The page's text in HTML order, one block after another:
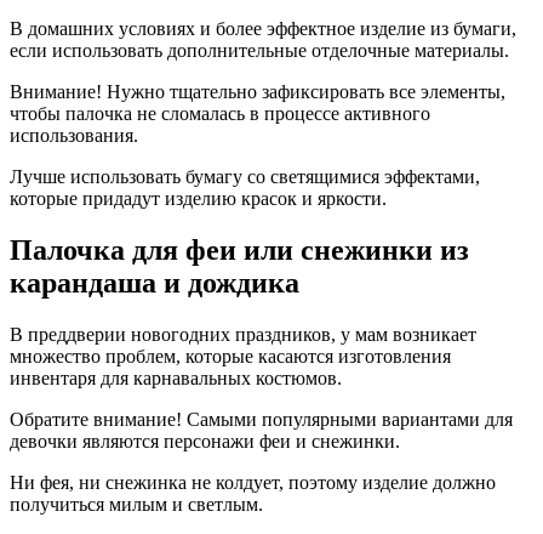
В домашних условиях и более эффектное изделие из бумаги,
если использовать дополнительные отделочные материалы.
Внимание! Нужно тщательно зафиксировать все элементы,
чтобы палочка не сломалась в процессе активного
использования.
Лучше использовать бумагу со светящимися эффектами,
которые придадут изделию красок и яркости.
Палочка для феи или снежинки из
карандаша и дождика
В преддверии новогодних праздников, у мам возникает
множество проблем, которые касаются изготовления
инвентаря для карнавальных костюмов.
Обратите внимание! Самыми популярными вариантами для
девочки являются персонажи феи и снежинки.
Ни фея, ни снежинка не колдует, поэтому изделие должно
получиться милым и светлым.